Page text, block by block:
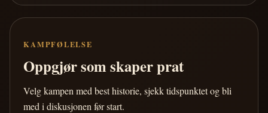
KAMPFØLELSE
Oppgjør som skaper prat
Velg kampen med best historie, sjekk tidspunktet og bli
med i diskusjonen før start.